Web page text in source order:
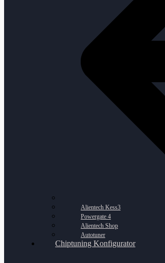
Alientech Kess3
Powergate 4
Alientech Shop
Autotuner
Chiptuning Konfigurator